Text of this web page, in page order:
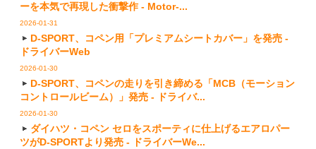
ーを本気で再現した衝撃作 - Motor-...
2026-01-31
D-SPORT、コペン用「プレミアムシートカバー」を発売 -
ドライバーWeb
2026-01-30
D-SPORT、コペンの走りを引き締める「MCB（モーション
コントロールビーム）」発売 - ドライバ...
2026-01-30
ダイハツ・コペン セロをスポーティに仕上げるエアロパー
ツがD-SPORTより発売 - ドライバーWe...